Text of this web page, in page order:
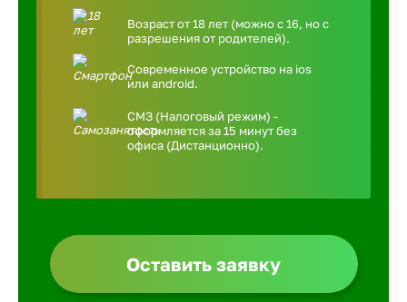
Возраст от 18 лет (можно с 16, но с
разрешения от родителей).
Современное устройство на ios
или android.
СМЗ (Налоговый режим) -
оформляется за 15 минут без
офиса (Дистанционно).
Оставить заявку